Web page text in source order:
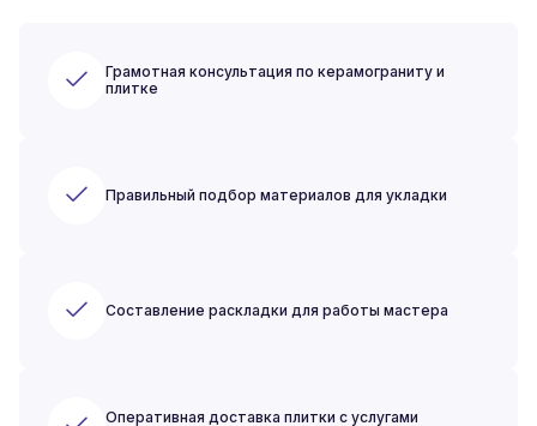
Грамотная консультация по керамограниту и
плитке
Правильный подбор материалов для укладки
Составление раскладки для работы мастера
Оперативная доставка плитки с услугами